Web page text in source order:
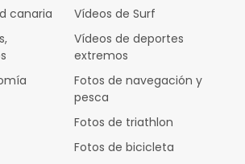
canaria
Vídeos de Surf
Vídeos de deportes
extremos
Fotos de navegación y
pesca
Fotos de triathlon
Fotos de bicicleta